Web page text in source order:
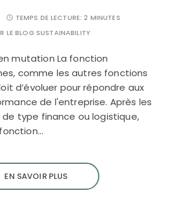
TEMPS DE LECTURE:2 MINUTES
LE BLOG SUSTAINABILITY
mutation La fonction
comme les autres fonctions
d’évoluer pour répondre aux
de l'entreprise. Après les
type finance ou logistique,
EN SAVOIR PLUS